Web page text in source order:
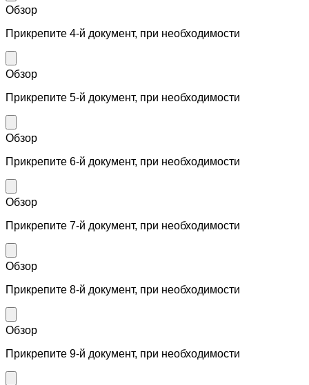
Обзор
Прикрепите 4-й документ, при необходимости
Обзор
Прикрепите 5-й документ, при необходимости
Обзор
Прикрепите 6-й документ, при необходимости
Обзор
Прикрепите 7-й документ, при необходимости
Обзор
Прикрепите 8-й документ, при необходимости
Обзор
Прикрепите 9-й документ, при необходимости